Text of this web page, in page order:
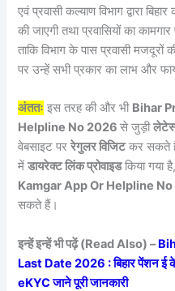
एवं प्रवासी कल्याण विभाग द्वारा
की जाएगी तथा प्रवासियों का
ताकि विभाग के पास प्रवासी
पर उन्हें सभी प्रकार का लाभ और
अंततः इस तरह की और भी Bihar
Helpline No 2026से जुड़ी
वेबसाइट पररेगुलर विजिटकर सकते
मेंडायरेक्ट लिंक प्रोवाइडकिया गया
Kamgar App Or Helpline
सकते हैं।
इन्हें इन्हें भी पढ़ें (Read Also) –
Last Date 2026 : बिहार पेंशन ई
eKYC जाने पूरी जानकारी